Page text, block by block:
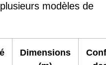
modèles de
Dimensions